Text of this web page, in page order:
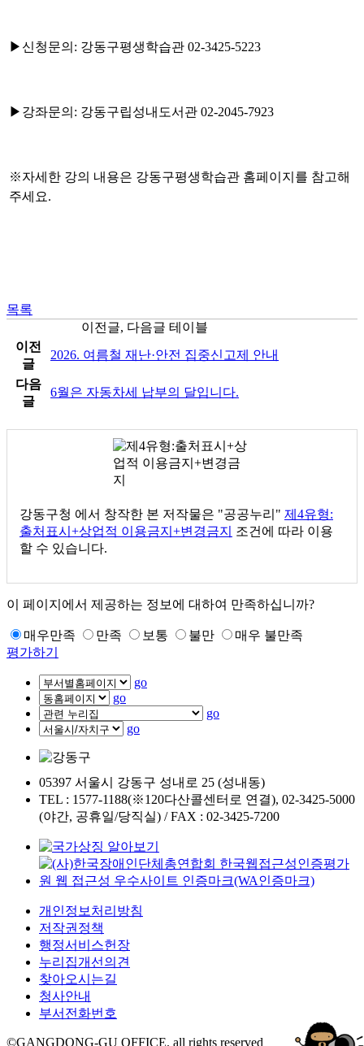
▶ 신청문의 : 강동구평생학습관 02-3425-5223
▶ 강좌문의 : 강동구립성내도서관 02-2045-7923
※자세한 강의 내용은 강동구평생학습관 홈페이지를 참고해
주세요.
목록
이전글, 다음글 테이블
이전
글
2026. 여름철 재난·안전 집중신고제 안내
다음
글
6월은 자동차세 납부의 달입니다.
강동구청 에서 창작한 본 저작물은 "공공누리" 제4유형:
출처표시+상업적 이용금지+변경금지
조건에 따라 이용
할 수 있습니다.
이 페이지에서 제공하는 정보에 대하여 만족하십니까?
매우만족 만족 보통 불만
매우 불만족
평가하기
go
go
go
go
05397 서울시 강동구 성내로 25 (성내동)
TEL : 1577-1188(※120다산콜센터로 연결), 02-3425-5000
(야간, 공휴일/당직실) / FAX : 02-3425-7200
개인정보처리방침
저작권정책
행정서비스헌장
누리집개선의견
찾아오시는길
청사안내
부서전화번호
©GANGDONG-GU OFFICE. all rights reserved